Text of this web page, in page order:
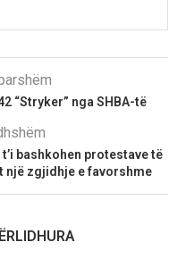
“Stryker” nga SHBA-të
bashkohen protestave të
një zgjidhje e favorshme